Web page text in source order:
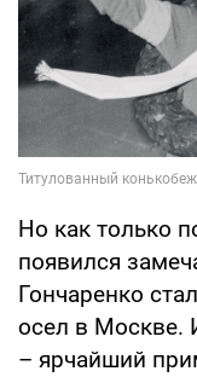
Но как только
появился
Гончаренко
осел в Москве.
– ярчайший